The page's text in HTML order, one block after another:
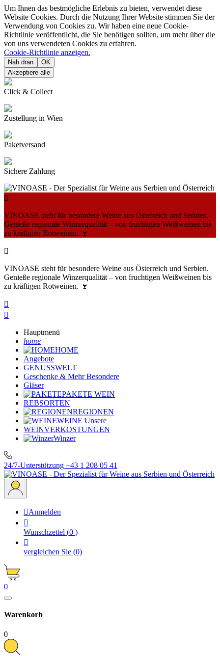
Um Ihnen das bestmögliche Erlebnis zu bieten, verwendet diese
Website Cookies. Durch die Nutzung Ihrer Website stimmen Sie der
Verwendung von Cookies zu. Wir haben eine neue Cookie-
Richtlinie veröffentlicht, die Sie benötigen sollten, um mehr über die
von uns verwendeten Cookies zu erfahren.
Cookie-Richtlinie anzeigen.
Nah dran
OK
Akzeptiere alle
Click & Collect
Zustellung in Wien
Paketversand
Sichere Zahlung

VINOASE steht für besondere Weine aus Österreich und Serbien.
Genieße regionale Winzerqualität – von fruchtigen Weißweinen bis
zu kräftigen Rotweinen. 🍷

VINOASE steht für besondere Weine aus Österreich und Serbien.
Genieße regionale Winzerqualität – von fruchtigen Weißweinen bis
zu kräftigen Rotweinen. 🍷


Hauptmenü
home
HOME
Angebote
GENUSSWELT
Geschenke & MehrBesondere
Gläser
PAKETE WEIN
REBSORTEN
REGIONEN
WEINE Unsere
WEINVERKOSTUNGEN
Winzer
24/7-Unterstützung +43 1 208 05 41
Anmelden

Wunschzettel (0 )

vergleichen Sie (0)
0
Warenkorb
0